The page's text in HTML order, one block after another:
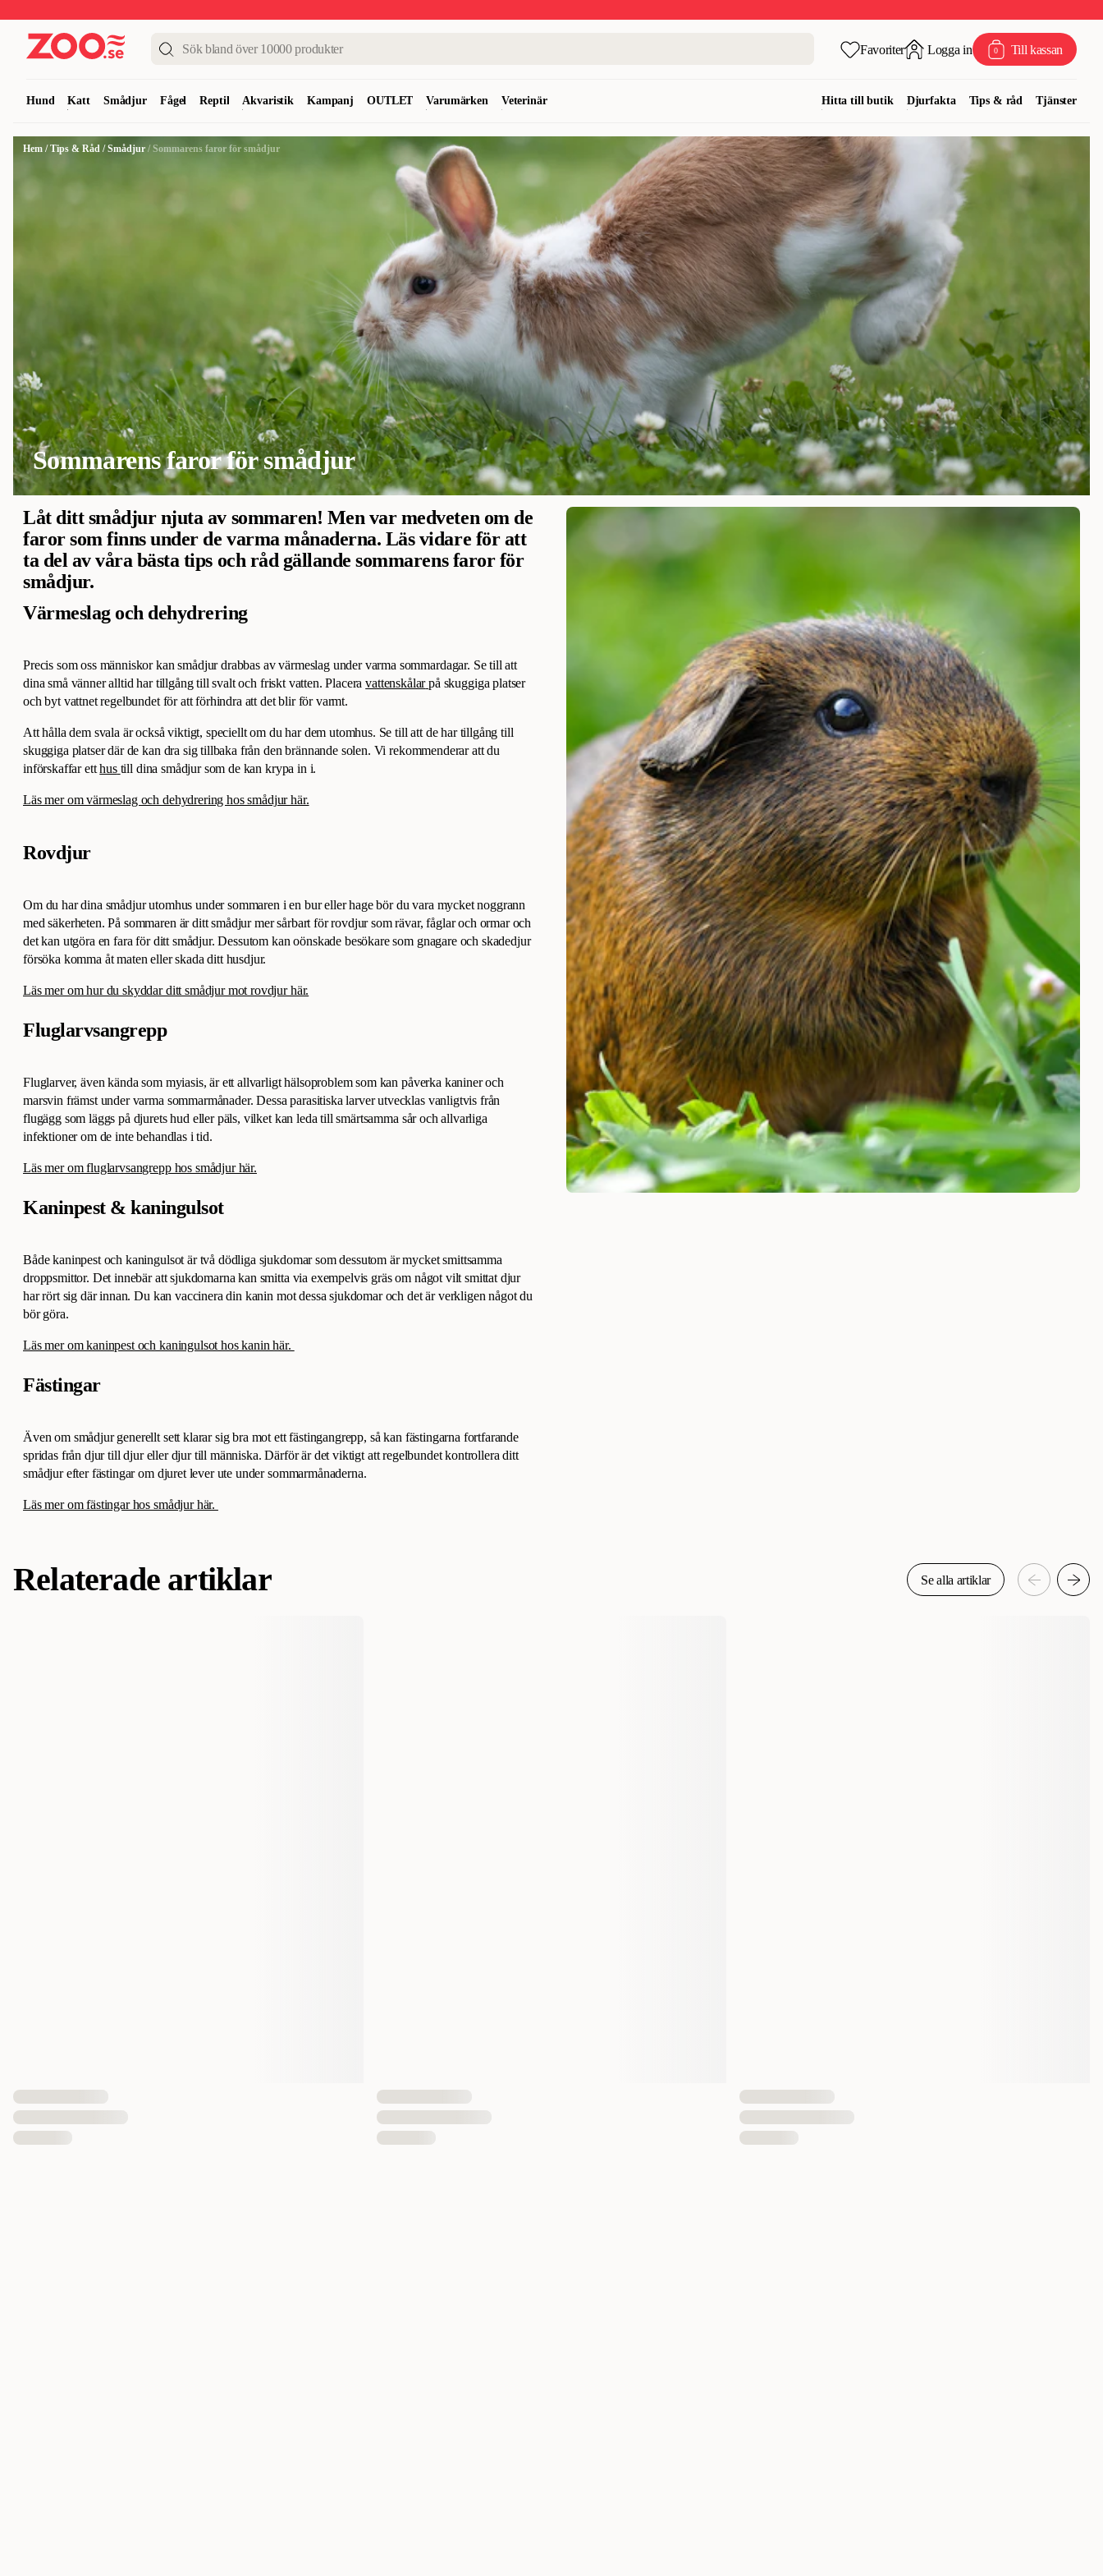
Favoriter Logga in 0 Till kassan
Hund Katt Smådjur Fågel Reptil Akvaristik Kampanj OUTLET Varumärken Veterinär Hitta till butik Djurfakta Tips & råd Tjänster
Hem /Tips & Råd /Smådjur /Sommarens faror för smådjur
Sommarens faror för smådjur
Låt ditt smådjur njuta av sommaren! Men var medveten om de
faror som finns under de varma månaderna. Läs vidare för att
ta del av våra bästa tips och råd gällande sommarens faror för
smådjur.
Värmeslag och dehydrering
Precis som oss människor kan smådjur drabbas av värmeslag under varma sommardagar. Se till att
dina små vänner alltid har tillgång till svalt och friskt vatten. Placeravattenskålar på skuggiga platser
och byt vattnet regelbundet för att förhindra att det blir för varmt.
Att hålla dem svala är också viktigt, speciellt om du har dem utomhus. Se till att de har tillgång till
skuggiga platser där de kan dra sig tillbaka från den brännande solen. Vi rekommenderar att du
införskaffar etthus till dina smådjur som de kan krypa in i.
Läs mer om värmeslag och dehydrering hos smådjur här.
Rovdjur
Om du har dina smådjur utomhus under sommaren i en bur eller hage bör du vara mycket noggrann
med säkerheten. På sommaren är ditt smådjur mer sårbart för rovdjur som rävar, fåglar och ormar och
det kan utgöra en fara för ditt smådjur. Dessutom kan oönskade besökare som gnagare och skadedjur
försöka komma åt maten eller skada ditt husdjur.
Läs mer om hur du skyddar ditt smådjur mot rovdjur här.
Fluglarvsangrepp
Fluglarver, även kända som myiasis, är ett allvarligt hälsoproblem som kan påverka kaniner och
marsvin främst under varma sommarmånader. Dessa parasitiska larver utvecklas vanligtvis från
flugägg som läggs på djurets hud eller päls, vilket kan leda till smärtsamma sår och allvarliga
infektioner om de inte behandlas i tid.
Läs mer om fluglarvsangrepp hos smådjur här.
Kaninpest & kaningulsot
Både kaninpest och kaningulsot är två dödliga sjukdomar som dessutom är mycket smittsamma
droppsmittor. Det innebär att sjukdomarna kan smitta via exempelvis gräs om något vilt smittat djur
har rört sig där innan. Du kan vaccinera din kanin mot dessa sjukdomar och det är verkligen något du
bör göra.
Läs mer om kaninpest och kaningulsot hos kanin här.
Fästingar
Även om smådjur generellt sett klarar sig bra mot ett fästingangrepp, så kan fästingarna fortfarande
spridas från djur till djur eller djur till människa. Därför är det viktigt att regelbundet kontrollera ditt
smådjur efter fästingar om djuret lever ute under sommarmånaderna.
Läs mer om fästingar hos smådjur här.
Relaterade artiklar Se alla artiklar